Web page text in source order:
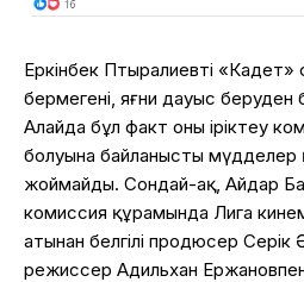
Еркінбек Птыралиевтің
бермегені, яғни дауыс беруден
Алайда бұл факт оның іріктеу
болуына байланысты мүдделер
жоймайды. Сондай-ақ, Айдар
комиссия құрамында Лига
атынан белгілі продюсер Серік
режиссер Адильхан